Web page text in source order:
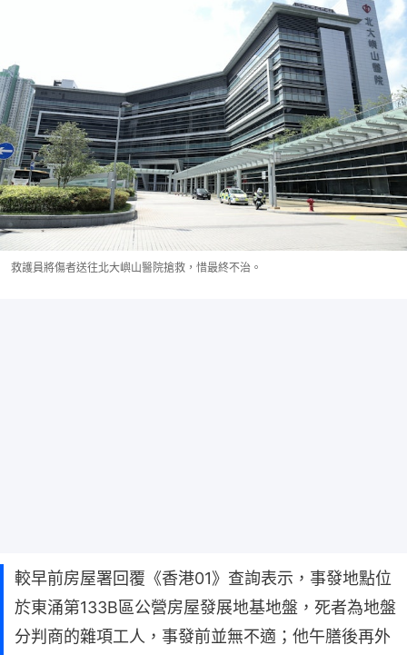
救護員將傷者送往北大嶼山醫院搶救，惜最終不治。
較早前房屋署回覆《香港01》查詢表示，事發地點位
於東涌第133B區公營房屋發展地基地盤，死者為地盤
分判商的雜項工人，事發前並無不適；他午膳後再外